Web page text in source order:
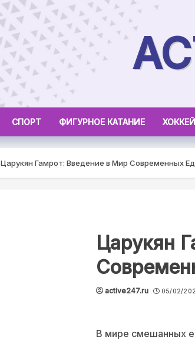
СПОРТ ФИГУРНОЕ КАТАНИЕ ХОККЕЙ
Царукян Гамрот: Введение в Мир Современных
Царукян
active247.ru 05/02/
В мире смешанных